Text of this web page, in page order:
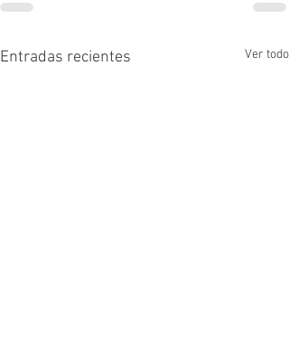
Entradas recientes Ver todo